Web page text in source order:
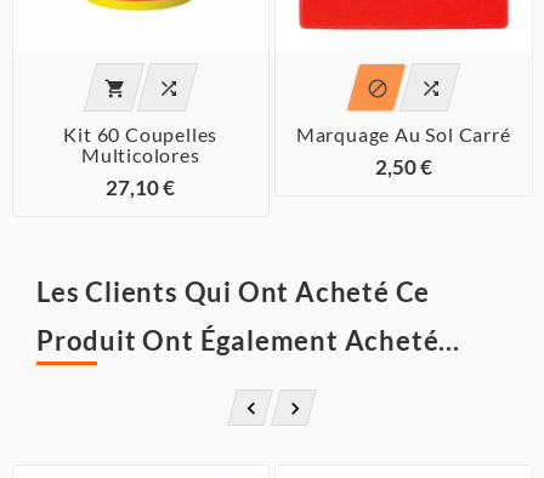
 
Kit 60 Coupelles
Multicolores
27,10 €
 
Marquage Au Sol Carré
2,50 €
Les Clients Qui Ont Acheté Ce
Produit Ont Également Acheté...
 